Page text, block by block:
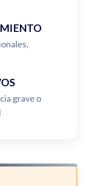
grave o